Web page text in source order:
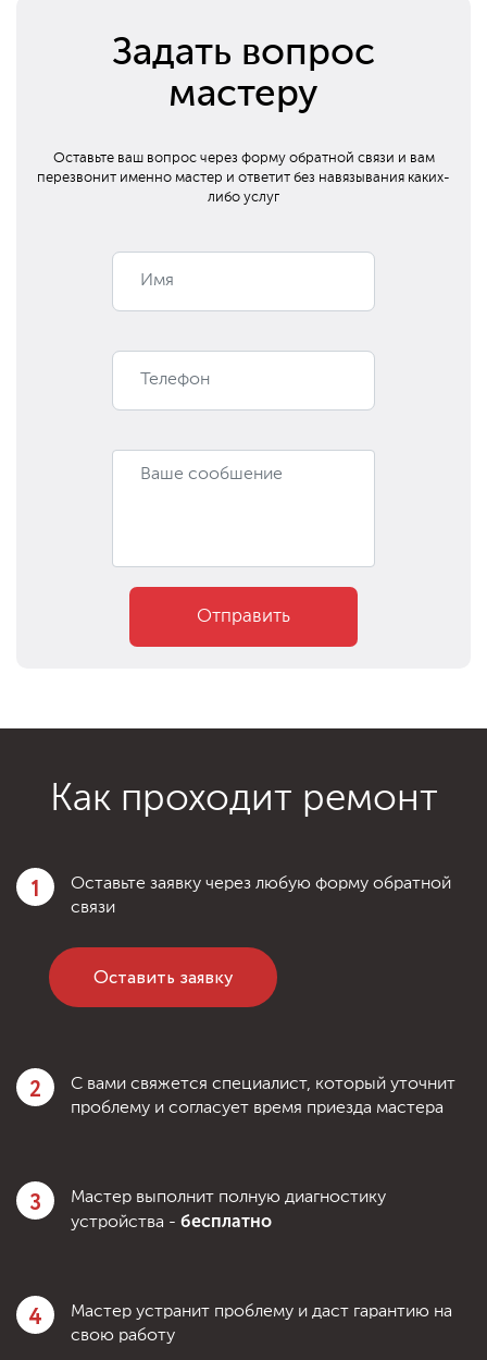
Задать вопрос
мастеру
Оставьте ваш вопрос через форму обратной связи и вам
перезвонит именно мастер и ответит без навязывания каких-
либо услуг
Отправить
Как проходит ремонт
1
Оставьте заявку через любую форму обратной
связи
Оставить заявку
2
С вами свяжется специалист, который уточнит
проблему и согласует время приезда мастера
3
Мастер выполнит полную диагностику
устройства - бесплатно
4
Мастер устранит проблему и даст гарантию на
свою работу